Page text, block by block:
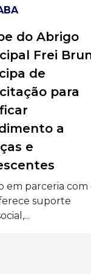
oferecer
pública de
é
com...